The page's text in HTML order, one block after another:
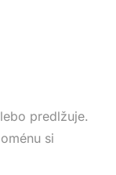
predlžuje.
si